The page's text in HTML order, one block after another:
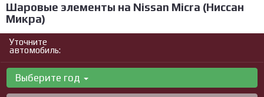
Шаровые элементы на Nissan Micra (Ниссан
Микра)
Уточните
автомобиль:
Выберите год